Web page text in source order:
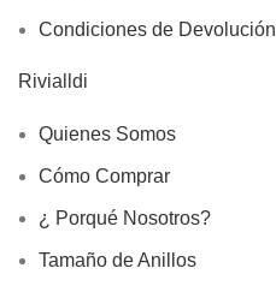
Condiciones de Devolución
Rivialldi
Quienes Somos
Cómo Comprar
¿ Porqué Nosotros?
Tamaño de Anillos